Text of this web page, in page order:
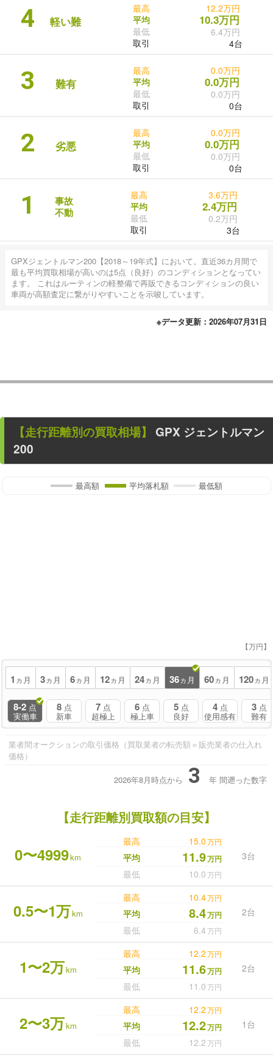
4 軽い難
最高
平均
最低
取引
12.2万円
10.3万円
6.4万円
4台
3 難有
最高
平均
最低
取引
0.0万円
0.0万円
0.0万円
0台
2 劣悪
最高
平均
最低
取引
0.0万円
0.0万円
0.0万円
0台
1
事故
不動
最高
平均
最低
取引
3.6万円
2.4万円
0.2万円
3台
GPXジェントルマン200【2018～19年式】において。直近36カ月間で
最も平均買取相場が高いのは5点（良好）のコンディションとなってい
ます。 これはルーティンの軽整備で再販できるコンディションの良い
車両が高額査定に繋がりやすいことを示唆しています。
※データ更新：2026年07月31日
【走行距離別の買取相場】 GPX ジェントルマン
200
最高額 平均落札額 最低額
【万円】
1 ヵ月 3ヵ月 6ヵ月 12ヵ月 24ヵ月 36ヵ月 60ヵ月 120ヵ月
8-2 点
実働車
8 点
新車
7 点
超極上
6 点
極上車
5 点
良好
4 点
使用感有
3 点
難有
業者間オークションの取引価格（買取業者の転売額＝販売業者の仕入れ
価格）
2026年8月時点から 3 年 間遡った数字
【走行距離別買取額の目安】
0〜4999km
最高 15.0万円
3台
平均 11.9万円
最低 10.0万円
0.5〜1万km
最高 10.4万円
2台
平均 8.4万円
最低 6.4万円
1〜2万km
最高 12.2万円
2台
平均 11.6万円
最低 11.0万円
2〜3万km
最高 12.2万円
1台
平均 12.2万円
最低 12.2万円